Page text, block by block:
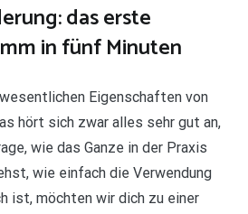
das erste
in fünf Minuten
Eigenschaften von
hört sich zwar alles sehr gut an,
wie das Ganze in der Praxis
wie einfach die Verwendung
ist, möchten wir dich zu einer